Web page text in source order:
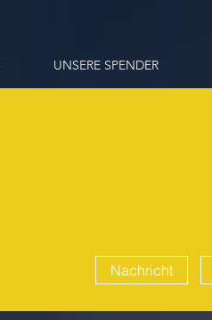
UNSERE SPENDER
Nachricht